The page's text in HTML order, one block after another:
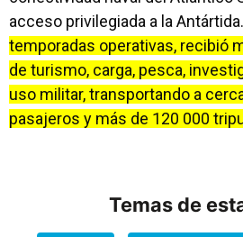
acceso privilegiada a la Antártida.
temporadas operativas, recibió
de turismo, carga, pesca,
uso militar, transportando a
pasajeros y más de 120 000
Temas de